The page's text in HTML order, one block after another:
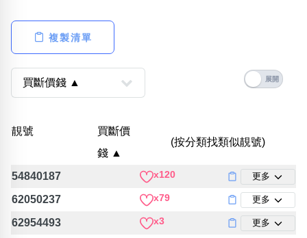
高級分類 i
位置分類
次數分類
生日分類
生天延/貴財成
易經六四卦象
複製清單
靚號
買斷價
錢 ▲
(按分類找類似靚號)
54840187 x120 更多
62050237 x79 更多
62954493 x3 更多